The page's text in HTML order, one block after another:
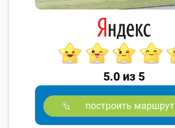
5.0 из 5
построить маршрут